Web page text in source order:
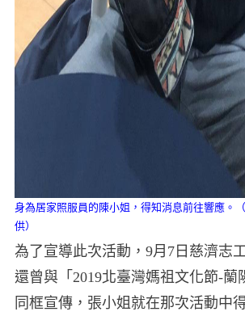
身為居家照服員的陳小姐，得知消息前往響應。
供）
為了宣導此次活動，9月7日慈濟志
還曾與「2019北臺灣媽祖文化節-蘭
同框宣傳，張小姐就在那次活動中